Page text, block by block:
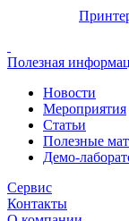
Полезная
Новости
Мероприятия
Статьи
Полезные
Демо-
Сервис
Контакты